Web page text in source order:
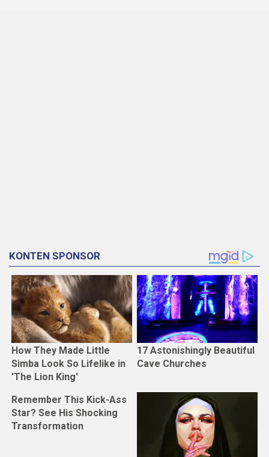
KONTEN SPONSOR
How They Made Little
Simba Look So Lifelike in
'The Lion King'
17 Astonishingly Beautiful
Cave Churches
Remember This Kick-Ass
Star? See His Shocking
Transformation